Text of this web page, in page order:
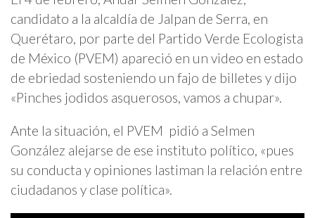
candidato a la alcaldía de Jalpan de Serra, en
Querétaro, por parte del Partido Verde Ecologista
de México (PVEM) apareció en un video en estado
de ebriedad sosteniendo un fajo de billetes y dijo
«Pinches jodidos asquerosos, vamos a chupar».
Ante la situación, el PVEM pidió a Selmen
González alejarse de ese instituto político, «pues
su conducta y opiniones lastiman la relación entre
ciudadanos y clase política».